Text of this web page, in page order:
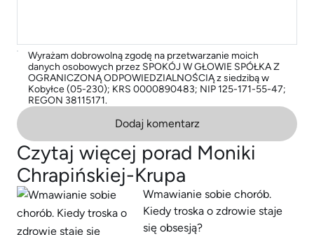
Wyrażam dobrowolną zgodę na przetwarzanie moich
danych osobowych przez SPOKÓJ W GŁOWIE SPÓŁKA Z
OGRANICZONĄ ODPOWIEDZIALNOŚCIĄ z siedzibą w
Kobyłce (05-230); KRS 0000890483; NIP 125-171-55-47;
REGON 38115171.
Dodaj komentarz
Czytaj więcej porad Moniki
Chrapińskiej-Krupa
Wmawianie sobie chorób.
Kiedy troska o zdrowie staje
się obsesją?